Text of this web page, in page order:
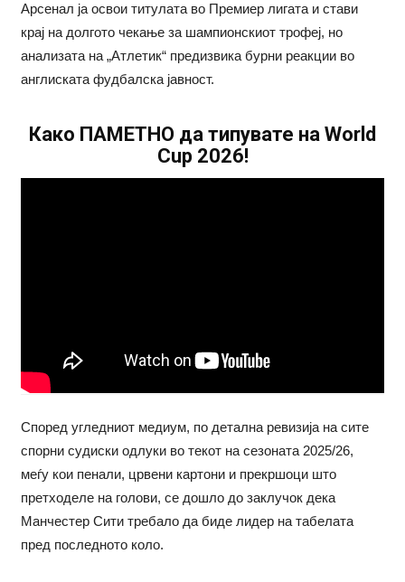
Арсенал ја освои титулата во Премиер лигата и стави
крај на долгото чекање за шампионскиот трофеј, но
анализата на „Атлетик“ предизвика бурни реакции во
англиската фудбалска јавност.
Како ПАМЕТНО да типувате на World
Cup 2026!
Според угледниот медиум, по детална ревизија на сите
спорни судиски одлуки во текот на сезоната 2025/26,
меѓу кои пенали, црвени картони и прекршоци што
претходеле на голови, се дошло до заклучок дека
Манчестер Сити требало да биде лидер на табелата
пред последното коло.